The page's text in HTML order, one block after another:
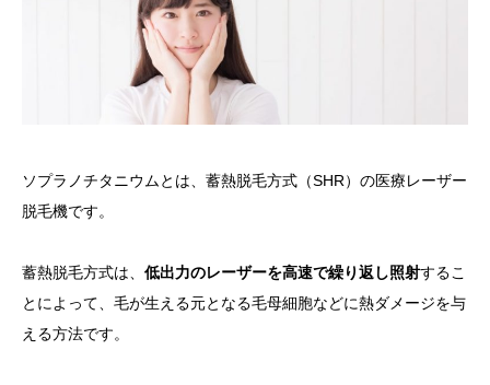
ソプラノチタニウムとは、蓄熱脱毛方式（SHR）の医療レーザー
脱毛機です。
蓄熱脱毛方式は、 低出力のレーザーを高速で繰り返し照射するこ
とによって、毛が生える元となる毛母細胞などに熱ダメージを与
える方法です。